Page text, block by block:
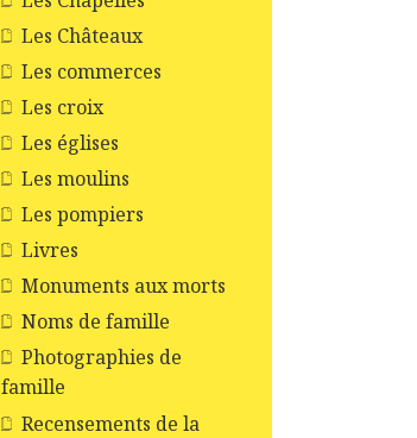
Les Châteaux
Les commerces
Les croix
Les églises
Les moulins
Les pompiers
Livres
Monuments aux morts
Noms de famille
Photographies de
famille
Recensements de la